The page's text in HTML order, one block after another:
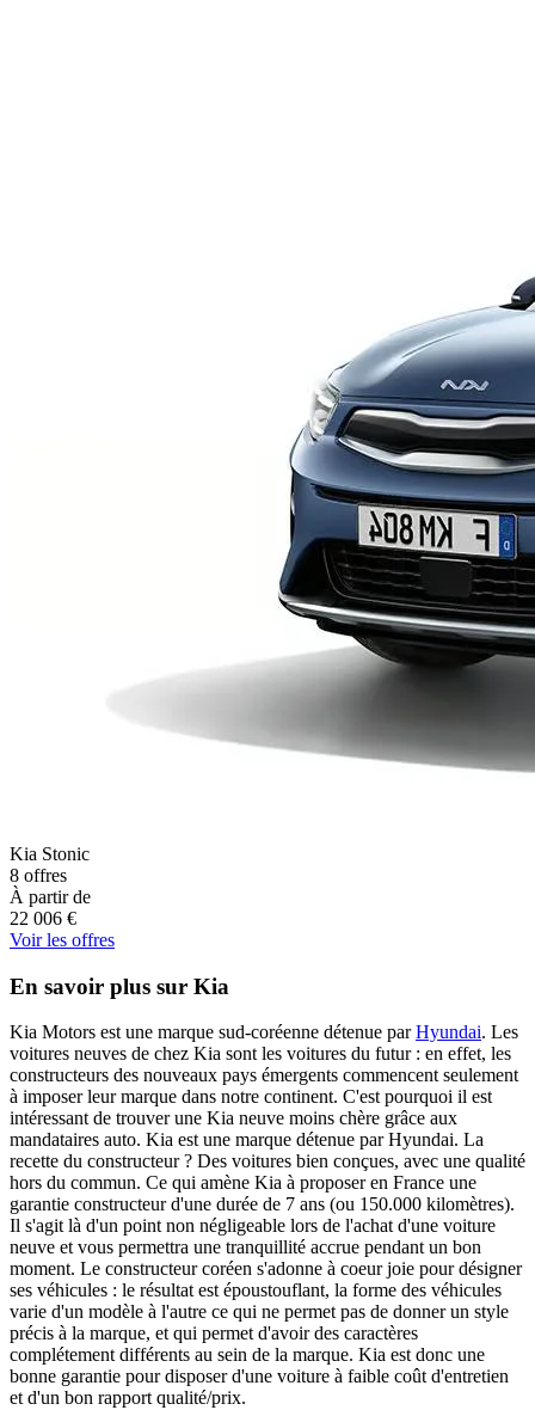
Kia Stonic
8 offres
À partir de
22 006 €
Voir les offres
En savoir plus sur Kia
Kia Motors est une marque sud-coréenne détenue parHyundai. Les
voitures neuves de chez Kia sont les voitures du futur : en effet, les
constructeurs des nouveaux pays émergents commencent seulement
à imposer leur marque dans notre continent. C'est pourquoi il est
intéressant de trouver une Kia neuve moins chère grâce aux
mandataires auto. Kia est une marque détenue par Hyundai. La
recette du constructeur ? Des voitures bien conçues, avec une qualité
hors du commun. Ce qui amène Kia à proposer en France une
garantie constructeur d'une durée de 7 ans (ou 150.000 kilomètres).
Il s'agit là d'un point non négligeable lors de l'achat d'une voiture
neuve et vous permettra une tranquillité accrue pendant un bon
moment. Le constructeur coréen s'adonne à coeur joie pour désigner
ses véhicules : le résultat est époustouflant, la forme des véhicules
varie d'un modèle à l'autre ce qui ne permet pas de donner un style
précis à la marque, et qui permet d'avoir des caractères
complétement différents au sein de la marque. Kia est donc une
bonne garantie pour disposer d'une voiture à faible coût d'entretien
et d'un bon rapport qualité/prix.